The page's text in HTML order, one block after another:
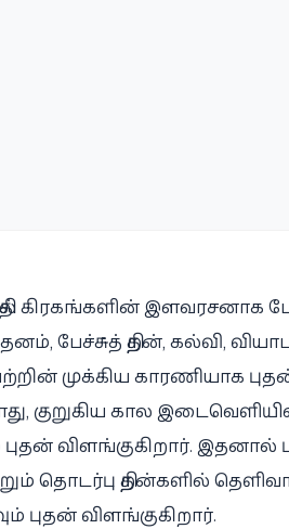
கிரகங்களின் இளவரசனாக
பேச்சுத் திறன், கல்வி,
முக்கிய காரணியாக புதன்
குறுகிய கால
புதன் விளங்குகிறார்.
தொடர்பு திறன்களில்
புதன் விளங்குகிறார்.